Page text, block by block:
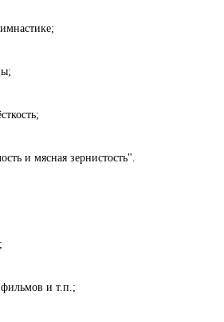
и мясная зернистость".
и т.п.;